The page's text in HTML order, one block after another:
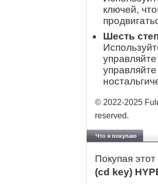
ключей,
Шесть
© 2022-2025
reserved.
Что я покупаю
Покупая
(cd key)